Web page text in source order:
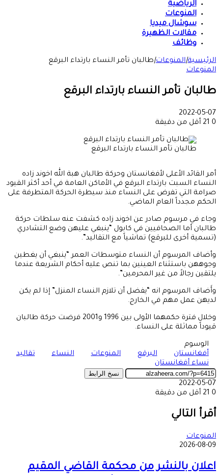
الرياضية
المنوعات
سوشال ميديا
مقالات الظهيرة
وظائف
الرئيسية|المنوعات|طالبان تأمر النساء بارتداء البرقع
المنوعات
طالبان تأمر النساء بارتداء البرقع
2022-05-07
0
أقل من دقيقة
طالبان تأمر النساء بارتداء البرقع
أمر القائد الأعلى لأفغانستان وحركة طالبان هبة الله اخوند زاده
النساء السبت بارتداء البرقع في الأماكن العامة في أحد أكثر القيود
صرامة التي تفرض على النساء منذ سيطرة الحركة المتطرفة على
الحكم مجدداً العام الماضي.
وجاء في مرسوم صادر عن اخوند زاده كشفت عنه سلطات حركة
طالبان أما الصحافيين في كابول “ينبغي عليهن وضع التشادري
(تسمية أخرى للبرقع) تماشياً مع التقاليد”.
وأضاف المرسوم أن النساء متوسطات العمر “ينبغي أن يغطين
وجوههن باستثناء العينين بما تنص عليه أحكام الشريعة عندما
يلتقين رجالاً من غير المحرمين”.
وأَضاف المرسوم انه “يفضل أن تلازم النساء المنزل” إذا لم يكن
لديهن عمل مهم في الخارج.
وخلال فترة حكمهما الأولى بين 1996 و2001 فرضت حركة طالبان
قيوداً مماثلة على النساء.
الوسوم
أفغانستان
البرقع المنوعات النساء
تقاليد
نساء أفغانستان
نسخ الرابط
2022-05-07
0
أقل من دقيقة
عبر
البريد
أقرأ التالي
المنوعات
2026-08-09
اعلان بالنشر من محكمة القاضي المقيم